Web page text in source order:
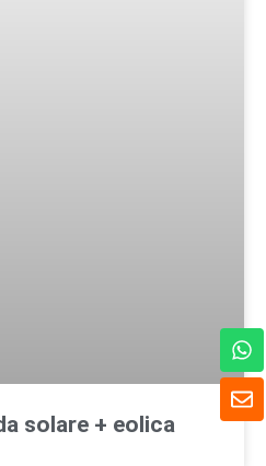
solare + eolica
B
u
W
h
a
t
s